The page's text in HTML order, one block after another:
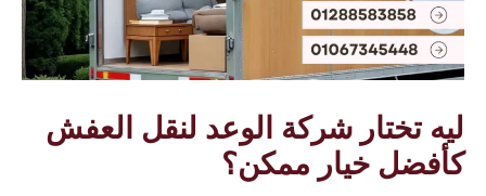
ليه تختار شركة الوعد لنقل العفش
كأفضل خيار ممكن؟